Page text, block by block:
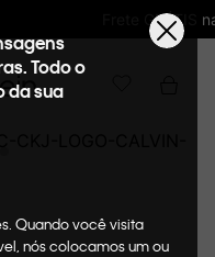
Todo o
da sua
Quando você visita
nós colocamos um ou